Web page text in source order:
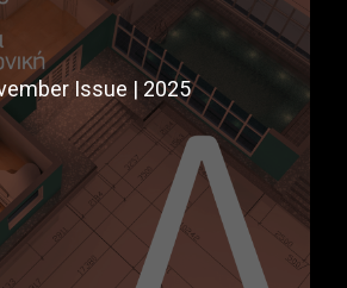
Issue | 2025